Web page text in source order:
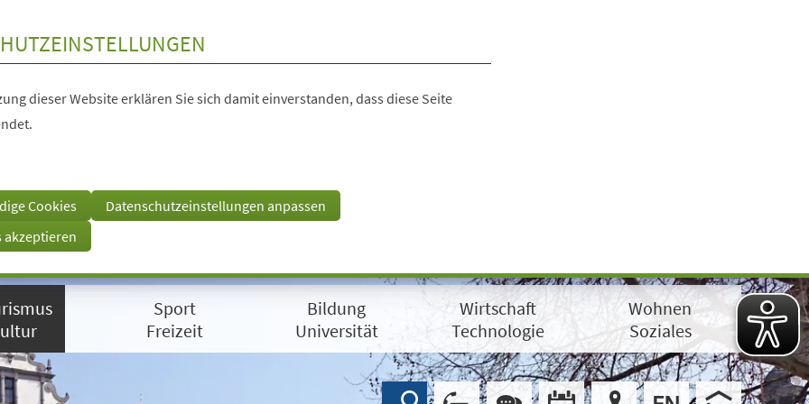
dieser Website erklären Sie sich damit einverstanden, dass diese Seite
Cookies
Datenschutzeinstellungen anpassen
akzeptieren
Sport
Freizeit
Bildung
Universität
Wirtschaft
Technologie
Wohnen
Soziales